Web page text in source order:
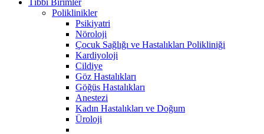
Poliklinikler
Psikiyatri
Nöroloji
Çocuk Sağlığı ve Hastalıkları Polikliniği
Kardiyoloji
Cildiye
Göz Hastalıkları
Göğüs Hastalıkları
Anestezi
Kadın Hastalıkları ve Doğum
Üroloji